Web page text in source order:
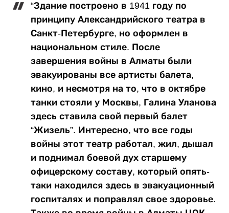
“Здание построено в 1941 году по
принципу Александрийского театра в
Санкт-Петербурге, но оформлен в
национальном стиле. После
завершения войны в Алматы были
эвакуированы все артисты балета,
кино, и несмотря на то, что в октябре
танки стояли у Москвы, Галина Уланова
здесь ставила свой первый балет
“Жизель”. Интересно, что все годы
войны этот театр работал, жил, дышал
и поднимал боевой дух старшему
офицерскому составу, который опять-
таки находился здесь в эвакуационный
госпиталях и поправлял свое здоровье.